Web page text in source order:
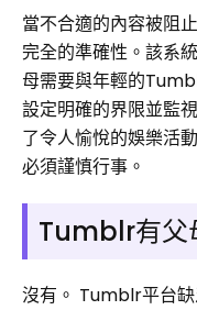
當不合適的內容被阻
完全的準確性。該系
母需要與年輕的
設定明確的界限並監
了令人愉悅的娛樂活
必須謹慎行事。
Tumblr有父
沒有。 Tumblr平台